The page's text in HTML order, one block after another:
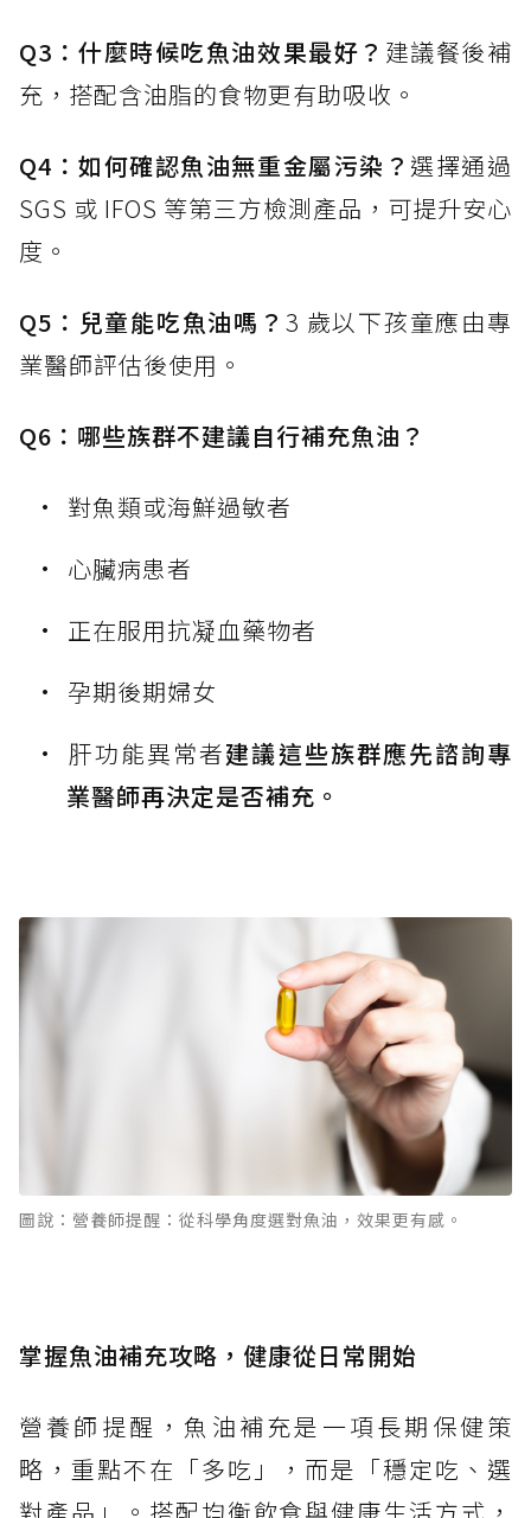
Q3：什麼時候吃魚油效果最好？ 建議餐後補
充，搭配含油脂的食物更有助吸收。
Q4：如何確認魚油無重金屬污染？ 選擇通過
SGS 或 IFOS 等第三方檢測產品，可提升安心
度。
Q5：兒童能吃魚油嗎？ 3 歲以下孩童應由專
業醫師評估後使用。
Q6：哪些族群不建議自行補充魚油？
對魚類或海鮮過敏者
心臟病患者
正在服用抗凝血藥物者
孕期後期婦女
肝功能異常者建議這些族群應先諮詢專
業醫師再決定是否補充。
圖說：營養師提醒：從科學角度選對魚油，效果更有感。
掌握魚油補充攻略 ， 健康從日常開始
營養師提醒，魚油補充是一項長期保健策
略，重點不在「多吃」，而是「穩定吃、選
對產品」。搭配均衡飲食與健康生活方式，